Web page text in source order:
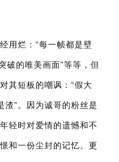
用烂：“每一帧都是壁
破的唯美画面”等等，但
其短板的嘲讽：“假大
渣”。因为诚哥的粉丝是
轻时对爱情的遗憾和不
和一份尘封的记忆。更